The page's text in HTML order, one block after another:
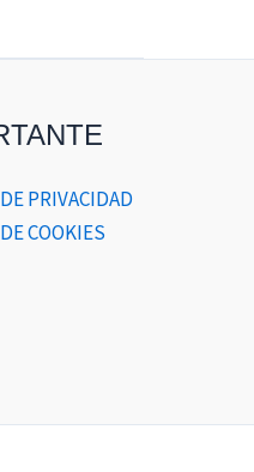
PRIVACIDAD
COOKIES